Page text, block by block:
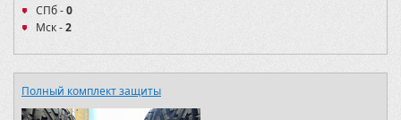
СПб -0
Мск -2
Полный комплект защиты